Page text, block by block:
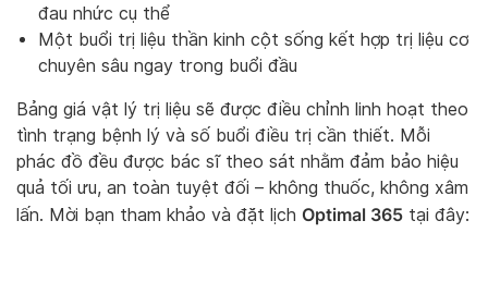
đau nhức cụ thể
Một buổi trị liệu thần kinh cột sống kết hợp trị liệu cơ
chuyên sâu ngay trong buổi đầu
Bảng giá vật lý trị liệu sẽ được điều chỉnh linh hoạt theo
tình trạng bệnh lý và số buổi điều trị cần thiết. Mỗi
phác đồ đều được bác sĩ theo sát nhằm đảm bảo hiệu
quả tối ưu, an toàn tuyệt đối – không thuốc, không xâm
lấn. Mời bạn tham khảo và đặt lịch Optimal 365 tại đây: